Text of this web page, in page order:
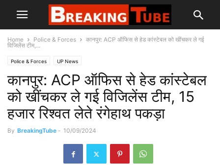
Home Police & Forces
कानपुर: ACP ऑफिस से हेड कांस्टेबल को खींचकर ले गई
विजिलेंस टीम,...
Police & Forces UP News
कानपुर: ACP ऑफिस से हेड कांस्टेबल
को खींचकर ले गई विजिलेंस टीम, 15
हजार रिश्वत लेते रंगेहाथ पकड़ा
By BreakingTube - 10/09/2024